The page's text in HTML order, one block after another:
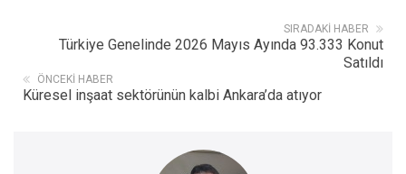
SIRADAKI HABER
Türkiye Genelinde 2026 Mayıs Ayında 93.333 Konut
Satıldı
ÖNCEKI HABER
Küresel inşaat sektörünün kalbi Ankara’da atıyor